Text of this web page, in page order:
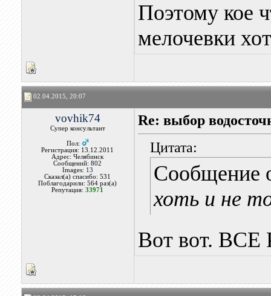
Поэтому кое
мелочевки
02.04.2015, 20:07
vovhik74
Супер консультант
Пол:
Регистрация: 13.12.2011
Адрес: Челябинск
Сообщений: 802
Images: 13
Сказал(а) спасибо: 531
Поблагодарили: 564 раз(а)
Репутация:33971
Re: выбор
Цитата:
Сообщение
хоть и не
Вот вот.